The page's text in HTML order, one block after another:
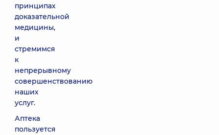
принципах
доказательной
медицины,
и
стремимся
к
непрерывному
совершенствованию
наших
услуг.
Аптека
пользуется